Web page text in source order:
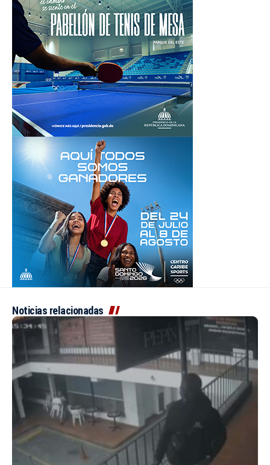
Noticias relacionadas